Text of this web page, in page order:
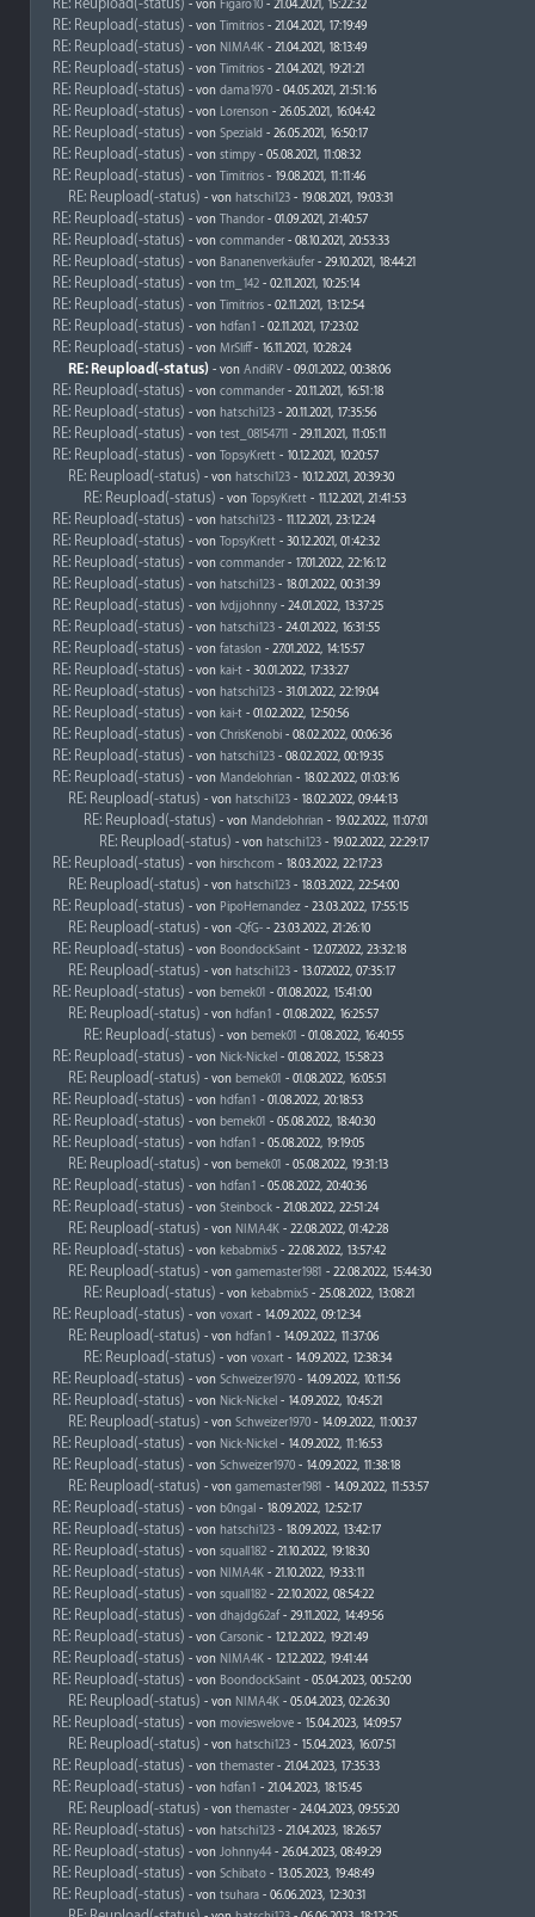
RE: Reupload(-status) - von Figaro10 - 21.04.2021, 15:22:32
RE: Reupload(-status) - von Timitrios - 21.04.2021, 17:19:49
RE: Reupload(-status) - von NIMA4K - 21.04.2021, 18:13:49
RE: Reupload(-status) - von Timitrios - 21.04.2021, 19:21:21
RE: Reupload(-status) - von dama1970 - 04.05.2021, 21:51:16
RE: Reupload(-status) - von Lorenson - 26.05.2021, 16:04:42
RE: Reupload(-status) - von Speziald - 26.05.2021, 16:50:17
RE: Reupload(-status) - von stimpy - 05.08.2021, 11:08:32
RE: Reupload(-status) - von Timitrios - 19.08.2021, 11:11:46
RE: Reupload(-status) - von hatschi123 - 19.08.2021, 19:03:31
RE: Reupload(-status) - von Thandor- 01.09.2021, 21:40:57
RE: Reupload(-status) - von commander- 08.10.2021, 20:53:33
RE: Reupload(-status) - von Bananenverkäufer- 29.10.2021, 18:44:21
RE: Reupload(-status) - von tm_142 - 02.11.2021, 10:25:14
RE: Reupload(-status) - von Timitrios - 02.11.2021, 13:12:54
RE: Reupload(-status) - von hdfan1 - 02.11.2021, 17:23:02
RE: Reupload(-status) - von MrSliff- 16.11.2021, 10:28:24
RE: Reupload(-status) - von AndiRV - 09.01.2022, 00:38:06
RE: Reupload(-status) - von commander- 20.11.2021, 16:51:18
RE: Reupload(-status) - von hatschi123 - 20.11.2021, 17:35:56
RE: Reupload(-status) - von test_08154711 - 29.11.2021, 11:05:11
RE: Reupload(-status) - von TopsyKrett - 10.12.2021, 10:20:57
RE: Reupload(-status) - von hatschi123 - 10.12.2021, 20:39:30
RE: Reupload(-status) - von TopsyKrett - 11.12.2021, 21:41:53
RE: Reupload(-status) - von hatschi123 - 11.12.2021, 23:12:24
RE: Reupload(-status) - von TopsyKrett - 30.12.2021, 01:42:32
RE: Reupload(-status) - von commander- 17.01.2022, 22:16:12
RE: Reupload(-status) - von hatschi123 - 18.01.2022, 00:31:39
RE: Reupload(-status) - von lvdjjohnny - 24.01.2022, 13:37:25
RE: Reupload(-status) - von hatschi123 - 24.01.2022, 16:31:55
RE: Reupload(-status) - von fataslon - 27.01.2022, 14:15:57
RE: Reupload(-status) - von kai-t - 30.01.2022, 17:33:27
RE: Reupload(-status) - von hatschi123 - 31.01.2022, 22:19:04
RE: Reupload(-status) - von kai-t - 01.02.2022, 12:50:56
RE: Reupload(-status) - von ChrisKenobi - 08.02.2022, 00:06:36
RE: Reupload(-status) - von hatschi123 - 08.02.2022, 00:19:35
RE: Reupload(-status) - von Mandelohrian - 18.02.2022, 01:03:16
RE: Reupload(-status) - von hatschi123 - 18.02.2022, 09:44:13
RE: Reupload(-status) - von Mandelohrian - 19.02.2022, 11:07:01
RE: Reupload(-status) - von hatschi123 - 19.02.2022, 22:29:17
RE: Reupload(-status) - von hirschcom - 18.03.2022, 22:17:23
RE: Reupload(-status) - von hatschi123 - 18.03.2022, 22:54:00
RE: Reupload(-status) - von PipoHernandez - 23.03.2022, 17:55:15
RE: Reupload(-status) - von -QfG- - 23.03.2022, 21:26:10
RE: Reupload(-status) - von BoondockSaint - 12.07.2022, 23:32:18
RE: Reupload(-status) - von hatschi123 - 13.07.2022, 07:35:17
RE: Reupload(-status) - von bemek01 - 01.08.2022, 15:41:00
RE: Reupload(-status) - von hdfan1 - 01.08.2022, 16:25:57
RE: Reupload(-status) - von bemek01 - 01.08.2022, 16:40:55
RE: Reupload(-status) - von Nick-Nickel - 01.08.2022, 15:58:23
RE: Reupload(-status) - von bemek01 - 01.08.2022, 16:05:51
RE: Reupload(-status) - von hdfan1 - 01.08.2022, 20:18:53
RE: Reupload(-status) - von bemek01 - 05.08.2022, 18:40:30
RE: Reupload(-status) - von hdfan1 - 05.08.2022, 19:19:05
RE: Reupload(-status) - von bemek01 - 05.08.2022, 19:31:13
RE: Reupload(-status) - von hdfan1 - 05.08.2022, 20:40:36
RE: Reupload(-status) - von Steinbock - 21.08.2022, 22:51:24
RE: Reupload(-status) - von NIMA4K - 22.08.2022, 01:42:28
RE: Reupload(-status) - von kebabmix5 - 22.08.2022, 13:57:42
RE: Reupload(-status) - von gamemaster1981 - 22.08.2022, 15:44:30
RE: Reupload(-status) - von kebabmix5 - 25.08.2022, 13:08:21
RE: Reupload(-status) - von voxart - 14.09.2022, 09:12:34
RE: Reupload(-status) - von hdfan1 - 14.09.2022, 11:37:06
RE: Reupload(-status) - von voxart - 14.09.2022, 12:38:34
RE: Reupload(-status) - von Schweizer1970 - 14.09.2022, 10:11:56
RE: Reupload(-status) - von Nick-Nickel - 14.09.2022, 10:45:21
RE: Reupload(-status) - von Schweizer1970 - 14.09.2022, 11:00:37
RE: Reupload(-status) - von Nick-Nickel - 14.09.2022, 11:16:53
RE: Reupload(-status) - von Schweizer1970 - 14.09.2022, 11:38:18
RE: Reupload(-status) - von gamemaster1981 - 14.09.2022, 11:53:57
RE: Reupload(-status) - von b0ngal - 18.09.2022, 12:52:17
RE: Reupload(-status) - von hatschi123 - 18.09.2022, 13:42:17
RE: Reupload(-status) - von squall182 - 21.10.2022, 19:18:30
RE: Reupload(-status) - von NIMA4K - 21.10.2022, 19:33:11
RE: Reupload(-status) - von squall182 - 22.10.2022, 08:54:22
RE: Reupload(-status) - von dhajdg62af - 29.11.2022, 14:49:56
RE: Reupload(-status) - von Carsonic - 12.12.2022, 19:21:49
RE: Reupload(-status) - von NIMA4K - 12.12.2022, 19:41:44
RE: Reupload(-status) - von BoondockSaint - 05.04.2023, 00:52:00
RE: Reupload(-status) - von NIMA4K - 05.04.2023, 02:26:30
RE: Reupload(-status) - von movieswelove - 15.04.2023, 14:09:57
RE: Reupload(-status) - von hatschi123 - 15.04.2023, 16:07:51
RE: Reupload(-status) - von themaster- 21.04.2023, 17:35:33
RE: Reupload(-status) - von hdfan1 - 21.04.2023, 18:15:45
RE: Reupload(-status) - von themaster- 24.04.2023, 09:55:20
RE: Reupload(-status) - von hatschi123 - 21.04.2023, 18:26:57
RE: Reupload(-status) - von Johnny44 - 26.04.2023, 08:49:29
RE: Reupload(-status) - von Schibato - 13.05.2023, 19:48:49
RE: Reupload(-status) - von tsuhara - 06.06.2023, 12:30:31